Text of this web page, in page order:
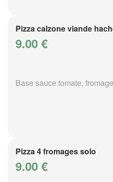
Pizza calzone viande
9.00 €
Base sauce tomate,
Pizza 4 fromages solo
9.00 €